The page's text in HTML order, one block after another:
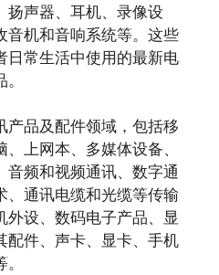
扬声器、耳机、录像设
音机和音响系统等。这些
日常生活中使用的最新电
产品及配件领域，包括移
上网本、多媒体设备、
音频和视频通讯、数字通
、通讯电缆和光缆等传输
外设、数码电子产品、显
配件、声卡、显卡、手机